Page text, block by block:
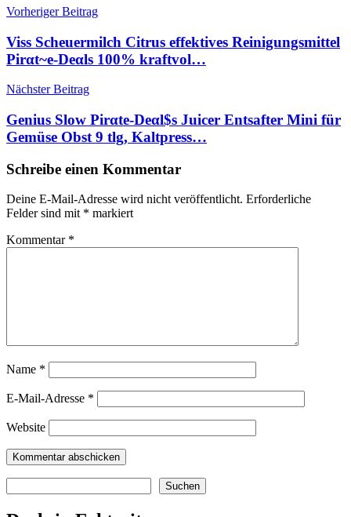
Beitragsnavigation
Vorheriger Beitrag
Viss Scheuermilch Citrus effektives Reinigungsmittel
Pirαt~е-Dеαls 100% kraftvol…
Nächster Beitrag
Genius Slow Pirαtе-Dеαl$s Juicer Entsafter Mini für
Gemüse Obst 9 tlg, Kaltpress…
Schreibe einen Kommentar
Deine E-Mail-Adresse wird nicht veröffentlicht. Erforderliche
Felder sind mit * markiert
Kommentar *
Name *
E-Mail-Adresse *
Website
Suchen